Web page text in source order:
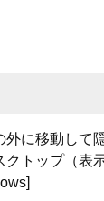
外に移動して
クトップ（表